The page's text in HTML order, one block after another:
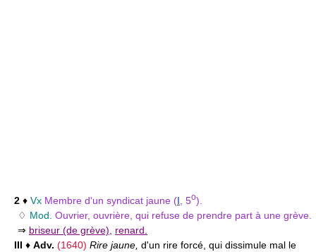
2 ♦ Vx Membre d'un syndicat jaune (I , 5o).
♢ Mod. Ouvrier, ouvrière, qui refuse de prendre part à une grève.
⇒ briseur (de grève)
renard.
III ♦ Adv. (1640) Rire jaune, d'un rire forcé, qui dissimule mal le